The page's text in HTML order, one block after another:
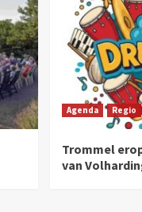
Agenda Regio
Trommel
van